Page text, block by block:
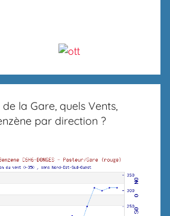
la Gare, quels Vents,
par direction ?